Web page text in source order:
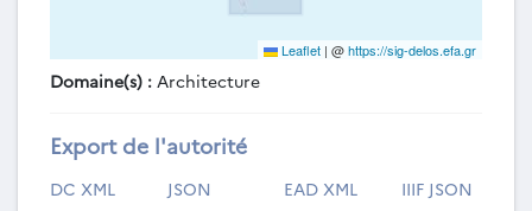
Leaflet | @https://sig-delos.efa.gr
Domaine(s) : Architecture
Export de l'autorité
DC XML JSON EAD XML IIIF JSON